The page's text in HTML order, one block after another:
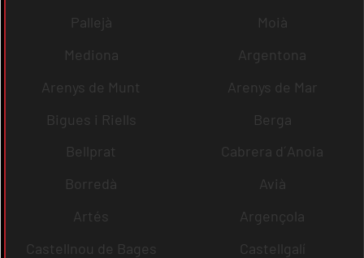
Pallejà
Moià
Mediona
Argentona
Arenys de Munt
Arenys de Mar
Bigues i Riells
Berga
Bellprat
Cabrera d´Anoia
Borredà
Avià
Artés
Argençola
Castellnou de Bages
Castellgalí